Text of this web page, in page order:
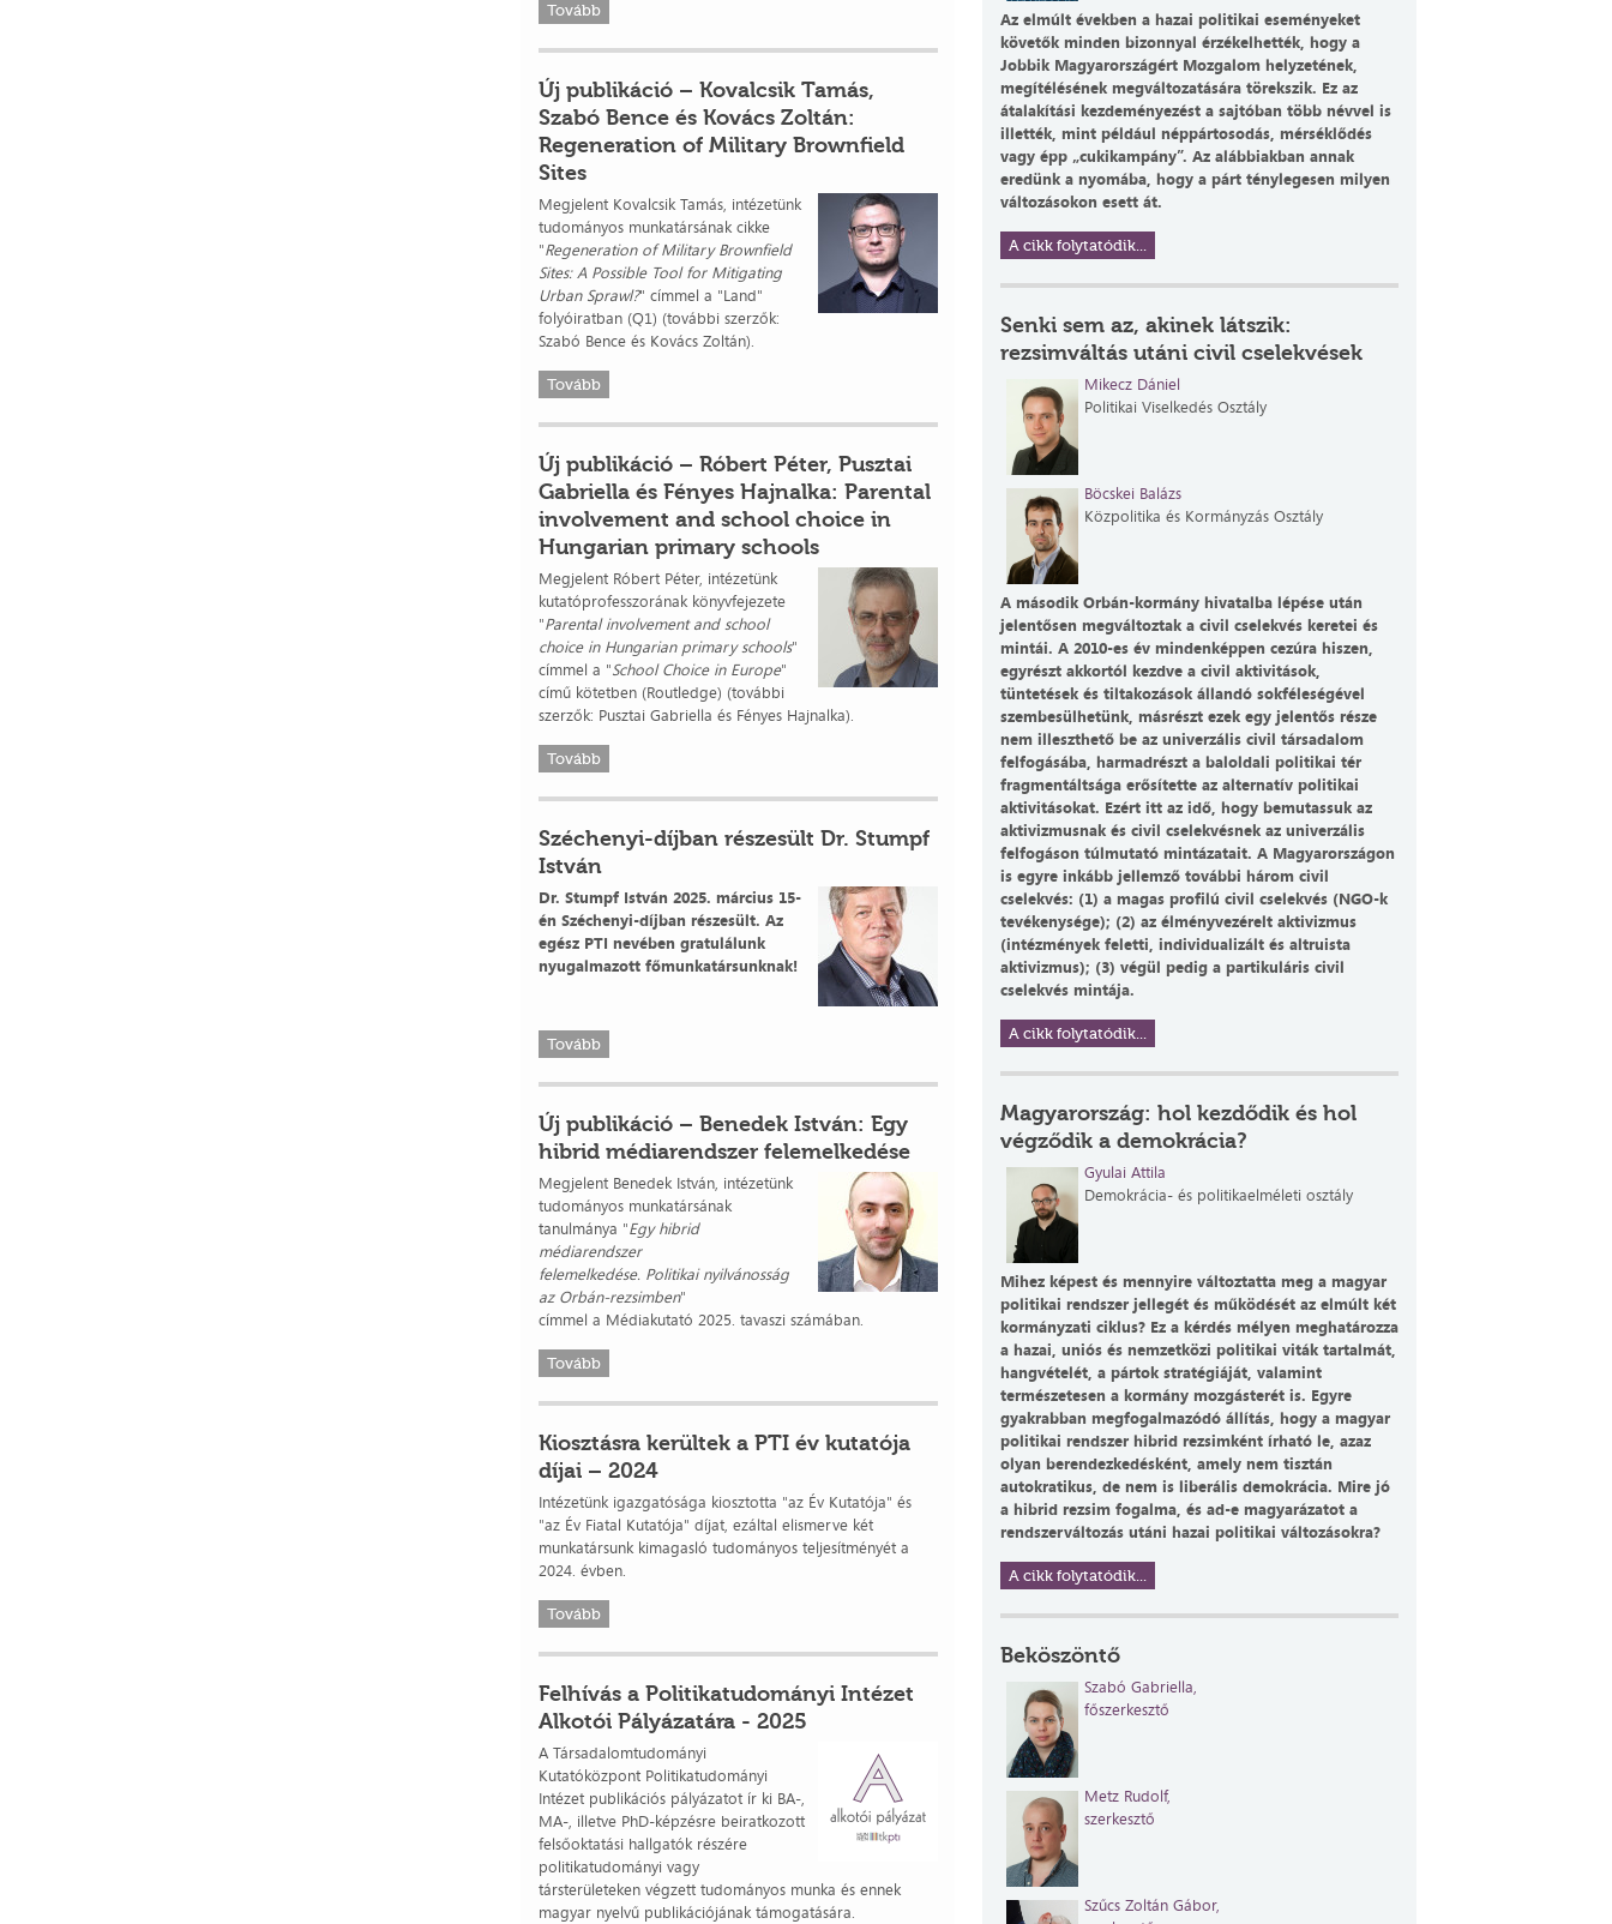
Tovább
Új publikáció – Kovalcsik Tamás,
Szabó Bence és Kovács Zoltán:
Regeneration of Military Brownfield
Sites
Megjelent Kovalcsik Tamás, intézetünk
tudományos munkatársának cikke
"Regeneration of Military Brownfield
Sites: A Possible Tool for Mitigating
Urban Sprawl?" címmel a "Land"
folyóiratban (Q1) (további szerzők:
Szabó Bence és Kovács Zoltán).
Tovább
Új publikáció – Róbert Péter, Pusztai
Gabriella és Fényes Hajnalka: Parental
involvement and school choice in
Hungarian primary schools
Megjelent Róbert Péter, intézetünk
kutatóprofesszorának könyvfejezete
"Parental involvement and school
choice in Hungarian primary schools"
címmel a "School Choice in Europe"
című kötetben (Routledge) (további
szerzők: Pusztai Gabriella és Fényes Hajnalka).
Tovább
Széchenyi-díjban részesült Dr. Stumpf
István
Dr. Stumpf István 2025. március 15-
én Széchenyi-díjban részesült. Az
egész PTI nevében gratulálunk
nyugalmazott főmunkatársunknak!
Tovább
Új publikáció – Benedek István: Egy
hibrid médiarendszer felemelkedése
Megjelent Benedek István, intézetünk
tudományos munkatársának
tanulmánya "Egy hibrid
médiarendszer
felemelkedése. Politikai nyilvánosság
az Orbán-rezsimben"
címmel a Médiakutató 2025. tavaszi számában.
Tovább
Kiosztásra kerültek a PTI év kutatója
díjai – 2024
Intézetünk igazgatósága kiosztotta "az Év Kutatója" és
"az Év Fiatal Kutatója" díjat, ezáltal elismerve két
munkatársunk kimagasló tudományos teljesítményét a
2024. évben.
Tovább
Felhívás a Politikatudományi Intézet
Alkotói Pályázatára - 2025
A Társadalomtudományi
Kutatóközpont Politikatudományi
Intézet publikációs pályázatot ír ki BA-,
MA-, illetve PhD-képzésre beiratkozott
felsőoktatási hallgatók részére
politikatudományi vagy
társterületeken végzett tudományos munka és ennek
magyar nyelvű publikációjának támogatására.
Az elmúlt években a hazai politikai eseményeket
követők minden bizonnyal érzékelhették, hogy a
Jobbik Magyarországért Mozgalom helyzetének,
megítélésének megváltozatására törekszik. Ez az
átalakítási kezdeményezést a sajtóban több névvel is
illették, mint például néppártosodás, mérséklődés
vagy épp „cukikampány”. Az alábbiakban annak
eredünk a nyomába, hogy a párt ténylegesen milyen
változásokon esett át.
A cikk folytatódik...
Senki sem az, akinek látszik:
rezsimváltás utáni civil cselekvések
Mikecz Dániel
Politikai Viselkedés Osztály
Böcskei Balázs
Közpolitika és Kormányzás Osztály
A második Orbán-kormány hivatalba lépése után
jelentősen megváltoztak a civil cselekvés keretei és
mintái. A 2010-es év mindenképpen cezúra hiszen,
egyrészt akkortól kezdve a civil aktivitások,
tüntetések és tiltakozások állandó sokféleségével
szembesülhetünk, másrészt ezek egy jelentős része
nem illeszthető be az univerzális civil társadalom
felfogásába, harmadrészt a baloldali politikai tér
fragmentáltsága erősítette az alternatív politikai
aktivitásokat. Ezért itt az idő, hogy bemutassuk az
aktivizmusnak és civil cselekvésnek az univerzális
felfogáson túlmutató mintázatait. A Magyarországon
is egyre inkább jellemző további három civil
cselekvés: (1) a magas profilú civil cselekvés (NGO-k
tevékenysége); (2) az élményvezérelt aktivizmus
(intézmények feletti, individualizált és altruista
aktivizmus); (3) végül pedig a partikuláris civil
cselekvés mintája.
A cikk folytatódik...
Magyarország: hol kezdődik és hol
végződik a demokrácia?
Gyulai Attila
Demokrácia- és politikaelméleti osztály
Mihez képest és mennyire változtatta meg a magyar
politikai rendszer jellegét és működését az elmúlt két
kormányzati ciklus? Ez a kérdés mélyen meghatározza
a hazai, uniós és nemzetközi politikai viták tartalmát,
hangvételét, a pártok stratégiáját, valamint
természetesen a kormány mozgásterét is. Egyre
gyakrabban megfogalmazódó állítás, hogy a magyar
politikai rendszer hibrid rezsimként írható le, azaz
olyan berendezkedésként, amely nem tisztán
autokratikus, de nem is liberális demokrácia. Mire jó
a hibrid rezsim fogalma, és ad-e magyarázatot a
rendszerváltozás utáni hazai politikai változásokra?
A cikk folytatódik...
Beköszöntő
Szabó Gabriella,
főszerkesztő
Metz Rudolf,
szerkesztő
Szűcs Zoltán Gábor,